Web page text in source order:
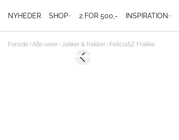
NYHEDER SHOP 2 FOR 500,- INSPIRATION
Forside Alle varer Jakker & frakker FeliciaSZ Frakke
Previous slide